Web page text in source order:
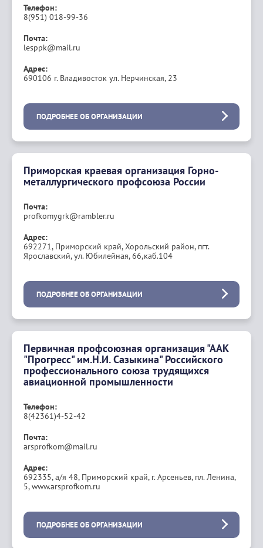
Телефон:
8(951) 018-99-36
Почта:
lesppk@mail.ru
Адрес:
690106 г. Владивосток ул. Нерчинская, 23
ПОДРОБНЕЕ ОБ ОРГАНИЗАЦИИ
Приморская краевая организация Горно-
металлургического профсоюза России
Почта:
profkomygrk@rambler.ru
Адрес:
692271, Приморский край, Хорольский район, пгт.
Ярославский, ул. Юбилейная, 66,каб.104
ПОДРОБНЕЕ ОБ ОРГАНИЗАЦИИ
Первичная профсоюзная организация "ААК
"Прогресс" им.Н.И. Сазыкина" Российского
профессионального союза трудящихся
авиационной промышленности
Телефон:
8(42361)4-52-42
Почта:
arsprofkom@mail.ru
Адрес:
692335, а/я 48, Приморский край, г. Арсеньев, пл. Ленина,
5, www.arsprofkom.ru
ПОДРОБНЕЕ ОБ ОРГАНИЗАЦИИ